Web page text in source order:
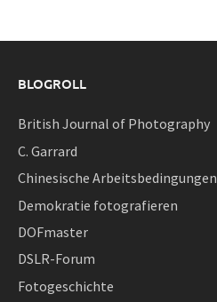
BLOGROLL
British Journal of Photography
C. Garrard
Chinesische Arbeitsbedingungen
Demokratie fotografieren
DOFmaster
DSLR-Forum
Fotogeschichte